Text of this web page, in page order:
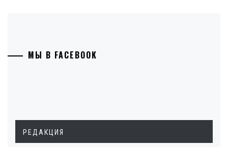
МЫ В FACEBOOK
РЕДАКЦИЯ